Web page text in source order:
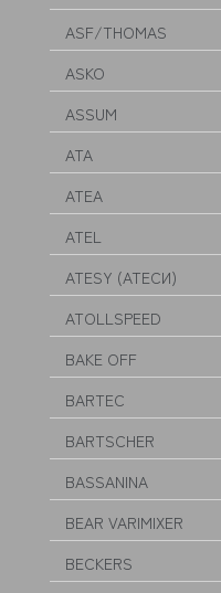
ASF/THOMAS
ASKO
ASSUM
ATA
ATEA
ATEL
ATESY (АТЕСИ)
ATOLLSPEED
BAKE OFF
BARTEC
BARTSCHER
BASSANINA
BEAR VARIMIXER
BECKERS